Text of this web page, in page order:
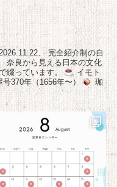
、完全紹介制の自
奈良から見える日本の文化
綴っています。
イモト
号370年（1656年〜）
珈